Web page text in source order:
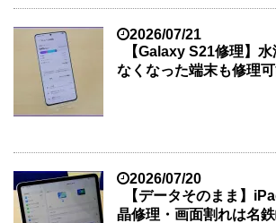
2026/07/21
【Galaxy S21修理】
なくなった端末も修理可
2026/07/20
【データそのまま】
晶修理・画面割れは名